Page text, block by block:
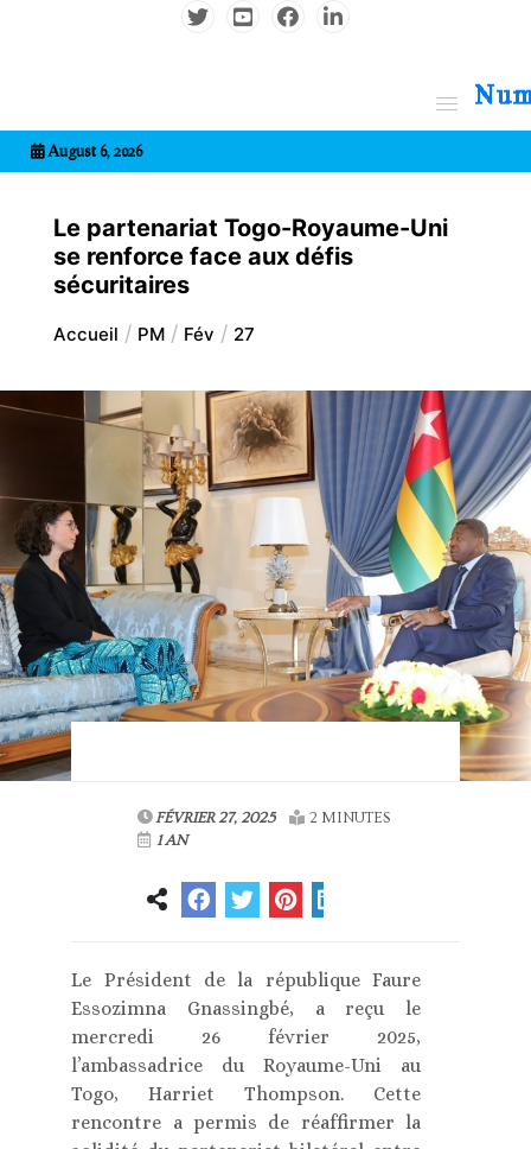
August 6, 2026
Le partenariat Togo-Royaume-Uni
se renforce face aux défis
sécuritaires
Accueil PM Fév 27
FÉVRIER 27, 2025
2 MINUTES
1 AN
Le Président de la république Faure
Essozimna Gnassingbé, a reçu le
mercredi 26 février 2025,
l’ambassadrice du Royaume-Uni au
Togo, Harriet Thompson. Cette
rencontre a permis de réaffirmer la